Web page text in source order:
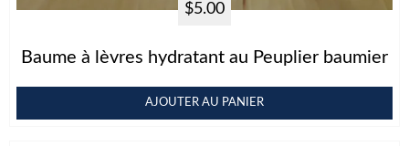
$5.00
Baume à lèvres hydratant au Peuplier baumier
AJOUTER AU PANIER